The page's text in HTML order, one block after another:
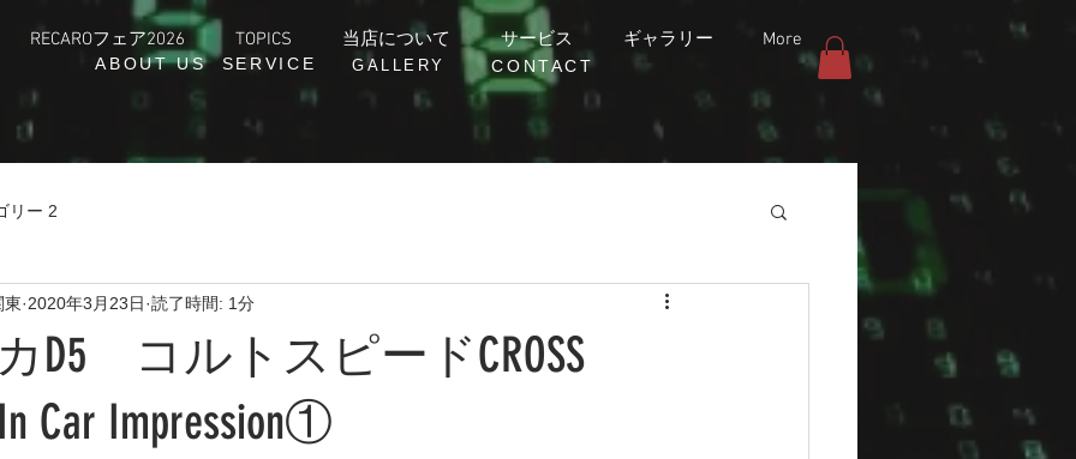
RECAROフェア2026 TOPICS 当店について サービス ギャラリー More
ABOUT US SERVICE GALLERY CONTACT
リー 2
D5 コルトスピードCROSS
Car Impression①
東 2020年3月23日 読了時間: 1分